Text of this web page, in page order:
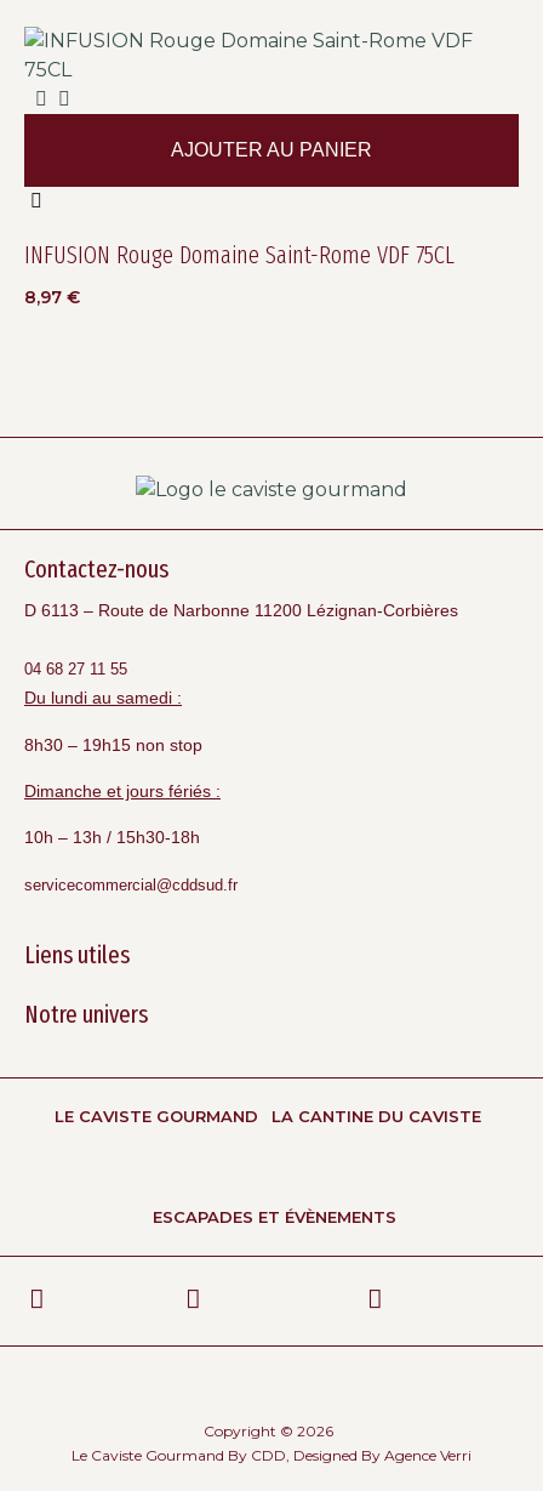
INFUSION Rouge Domaine Saint-Rome VDF 75CL
8,97 €
AJOUTER AU PANIER
Contactez-nous
D 6113 – Route de Narbonne 11200 Lézignan-Corbières
04 68 27 11 55
Du lundi au samedi :
8h30 – 19h15 non stop
Dimanche et jours fériés :
10h – 13h / 15h30-18h
servicecommercial@cddsud.fr
Liens utiles
Notre univers
LE CAVISTE GOURMAND LA CANTINE DU CAVISTE
ESCAPADES ET ÉVÈNEMENTS
Copyright © 2026
Le Caviste Gourmand By CDD, Designed By Agence Verri